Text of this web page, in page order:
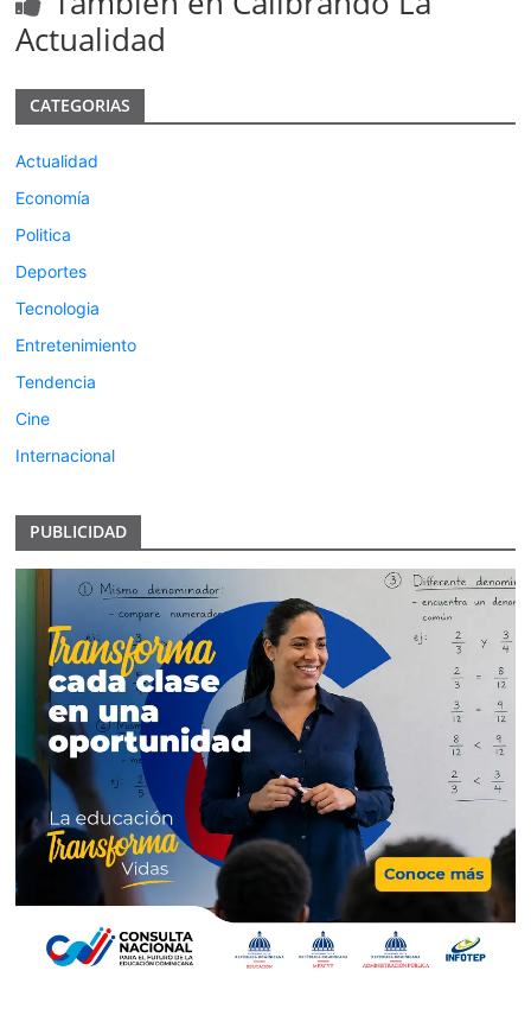
Actualidad
CATEGORIAS
Actualidad
Economía
Politica
Deportes
Tecnologia
Entretenimiento
Tendencia
Cine
Internacional
PUBLICIDAD